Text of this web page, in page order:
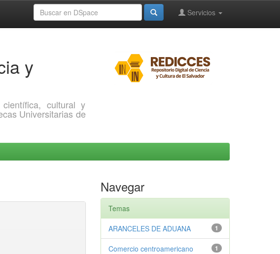
Servicios
y
cultural y
Universitarias de
Navegar
Temas
1
ARANCELES DE ADUANA
1
Comercio centroamericano